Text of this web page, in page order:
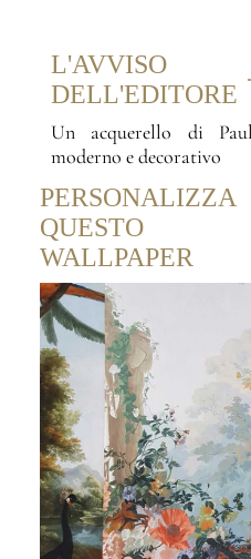
L'AVVISO
DELL'EDITORE
Un acquerello di
moderno e decorativo
PERSONALIZZA
QUESTO
WALLPAPER